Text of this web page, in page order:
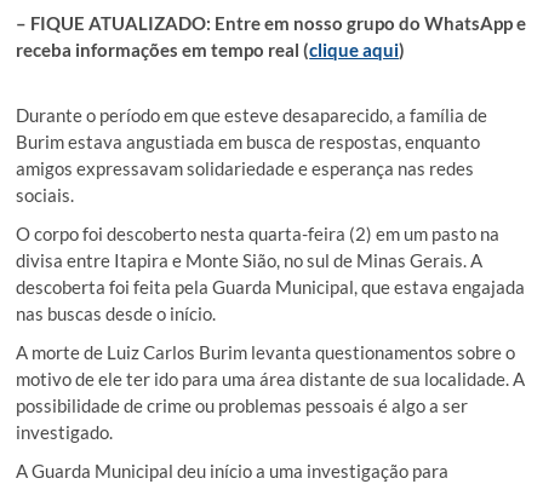
– FIQUE ATUALIZADO: Entre em nosso grupo do WhatsApp e
receba informações em tempo real (clique aqui)
Durante o período em que esteve desaparecido, a família de
Burim estava angustiada em busca de respostas, enquanto
amigos expressavam solidariedade e esperança nas redes
sociais.
O corpo foi descoberto nesta quarta-feira (2) em um pasto na
divisa entre Itapira e Monte Sião, no sul de Minas Gerais. A
descoberta foi feita pela Guarda Municipal, que estava engajada
nas buscas desde o início.
A morte de Luiz Carlos Burim levanta questionamentos sobre o
motivo de ele ter ido para uma área distante de sua localidade. A
possibilidade de crime ou problemas pessoais é algo a ser
investigado.
A Guarda Municipal deu início a uma investigação para